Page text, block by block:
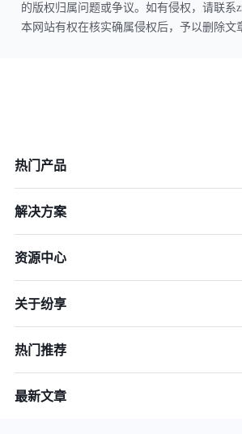
的版权归属问题或争议。如有侵权，请联系
本网站有权在核实确属侵权后，予以删除文
热门产品
解决方案
资源中心
关于纷享
热门推荐
最新文章